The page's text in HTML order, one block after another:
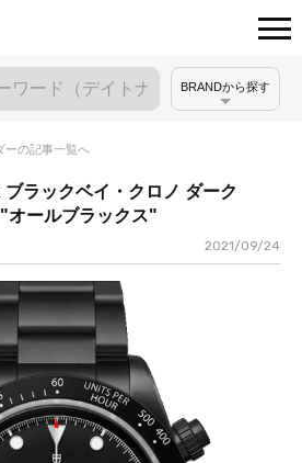
BRANDから探す
ーの記事一覧へ
ラックベイ・クロノ ダーク
オールブラックス"
2021/09/24